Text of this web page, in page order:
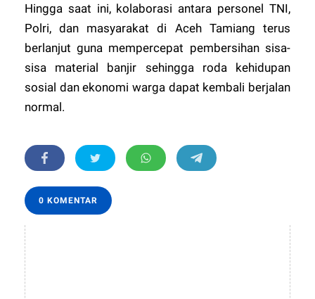
​Hingga saat ini, kolaborasi antara personel TNI,
Polri, dan masyarakat di Aceh Tamiang terus
berlanjut guna mempercepat pembersihan sisa-
sisa material banjir sehingga roda kehidupan
sosial dan ekonomi warga dapat kembali berjalan
normal.
0 KOMENTAR